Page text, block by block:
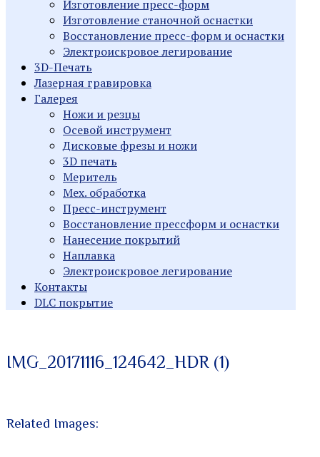
Изготовление пресс-форм
Изготовление станочной оснастки
Восстановление пресс-форм и оснастки
Электроискровое легирование
3D-Печать
Лазерная гравировка
Галерея
Ножи и резцы
Осевой инструмент
Дисковые фрезы и ножи
3D печать
Меритель
Мех. обработка
Пресс-инструмент
Восстановление прессформ и оснастки
Нанесение покрытий
Наплавка
Электроискровое легирование
Контакты
DLC покрытие
Производство
инструмента
IMG_20171116_124642_HDR (1)
Related Images: